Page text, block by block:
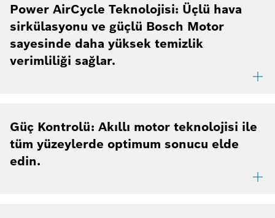
Power AirCycle Teknolojisi: Üçlü hava
sirkülasyonu ve güçlü Bosch Motor
sayesinde daha yüksek temizlik
verimliliği sağlar.
Güç Kontrolü: Akıllı motor teknolojisi ile
tüm yüzeylerde optimum sonucu elde
edin.